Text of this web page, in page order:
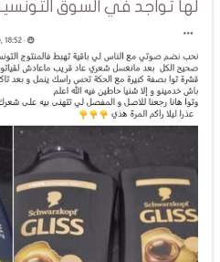
لها تواجد في السوق